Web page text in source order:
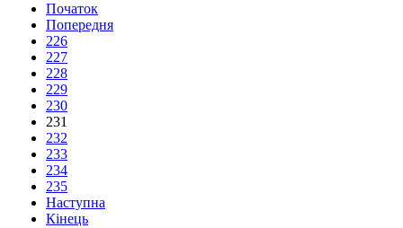
Початок
Попередня
226
227
228
229
230
231
232
233
234
235
Наступна
Кінець